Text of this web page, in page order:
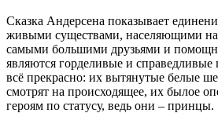
Сказка Андерсена показывает
живыми существами, населяющими
самыми большими друзьями и
являются горделивые и
всё прекрасно: их вытянутые белые
смотрят на происходящее, их былое
героям по статусу, ведь они – принцы.